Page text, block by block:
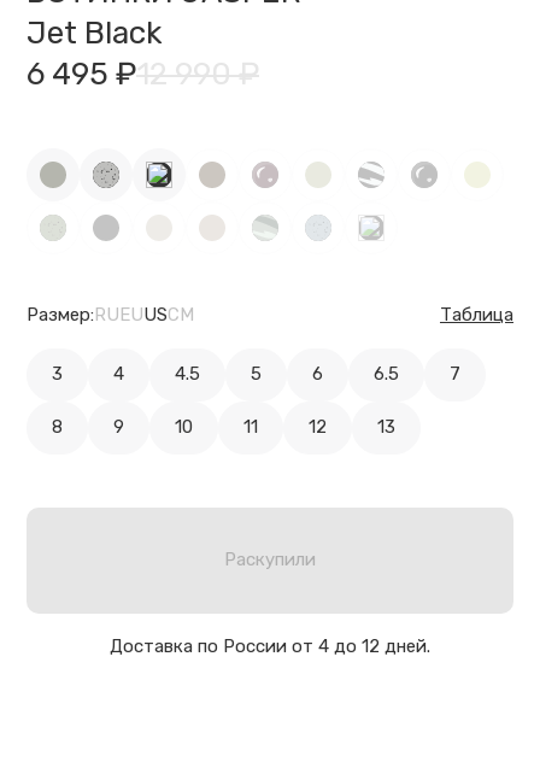
Jet Black
6 495 ₽12 990 ₽
Размер:RUEUUSCM Таблица
3 4 4.5 5 6 6.5 7
8 9 10 11 12 13
Раскупили
Доставка по России от 4 до 12 дней.